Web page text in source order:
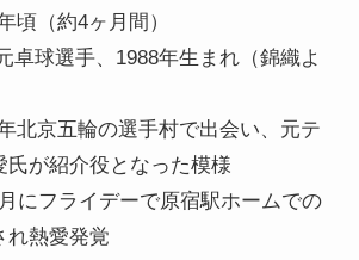
頃（約4ヶ月間）
卓球選手、1988年生まれ（錦織よ
北京五輪の選手村で出会い、元テ
氏が紹介役となった模様
にフライデーで原宿駅ホームでの
れ熱愛発覚